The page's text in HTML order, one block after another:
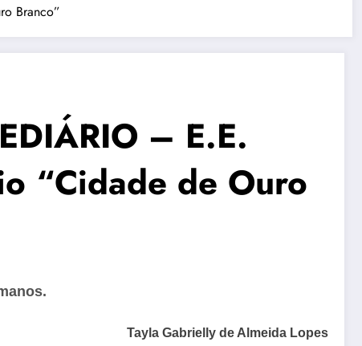
Branco”
– E.E.
“Cidade de Ouro
Tayla Gabrielly de Almeida Lopes